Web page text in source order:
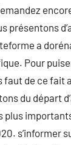
présentons
a
Pour
faut de ce fait
du départ
plus
s’informer